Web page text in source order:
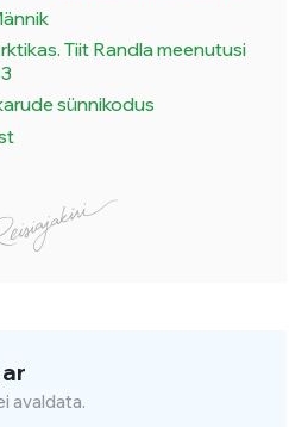
Tiit Randla meenutusi
sünnikodus
avaldata.